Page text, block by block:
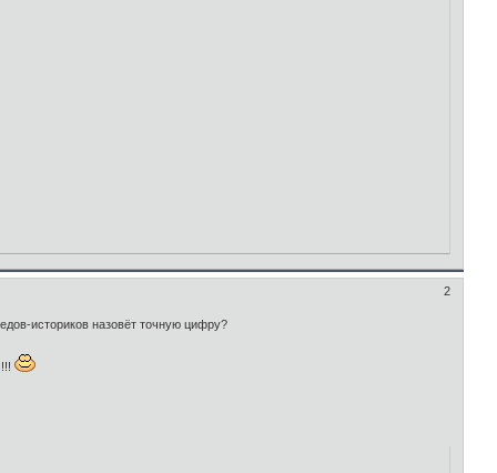
2
историков назовёт точную цифру?